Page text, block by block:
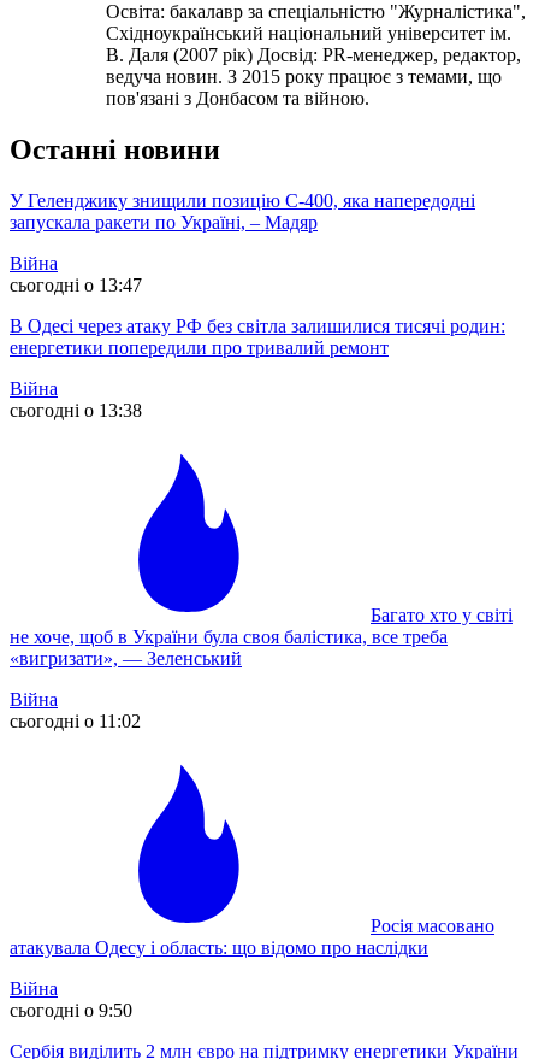
Освіта: бакалавр за спеціальністю "Журналістика",
Східноукраїнський національний університет ім.
В. Даля (2007 рік) Досвід: PR-менеджер, редактор,
ведуча новин. З 2015 року працює з темами, що
пов'язані з Донбасом та війною.
Останні новини
У Геленджику знищили позицію С-400, яка напередодні
запускала ракети по Україні, – Мадяр
Війна
сьогодні о 13:47
В Одесі через атаку РФ без світла залишилися тисячі родин:
енергетики попередили про тривалий ремонт
Війна
сьогодні о 13:38
Багато хто у світі
не хоче, щоб в України була своя балістика, все треба
«вигризати», — Зеленський
Війна
сьогодні о 11:02
Росія масовано
атакувала Одесу і область: що відомо про наслідки
Війна
сьогодні о 9:50
Сербія виділить 2 млн євро на підтримку енергетики України